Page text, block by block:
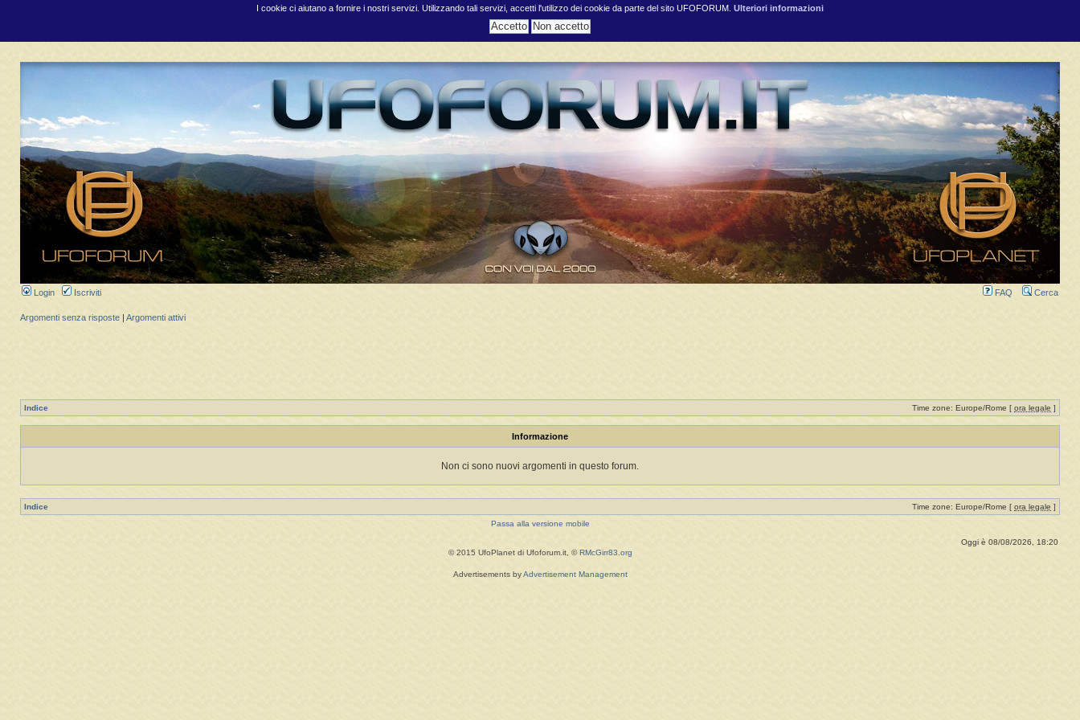
I cookie ci aiutano a fornire i nostri servizi. Utilizzando tali servizi, accetti l'utilizzo dei cookie da parte del sito UFOFORUM. Ulteriori informazioni
Login Iscriviti FAQ Cerca
Argomenti senza risposte Argomenti attivi
Indice Time zone: Europe/Rome [ ora legale ]
Informazione
Non ci sono nuovi argomenti in questo forum.
Indice Time zone: Europe/Rome [ ora legale ]
Passa alla versione mobile
Oggi è 08/08/2026, 18:20
© 2015 UfoPlanet di Ufoforum.it, © RMcGirr83.org
Advertisements byAdvertisement Management